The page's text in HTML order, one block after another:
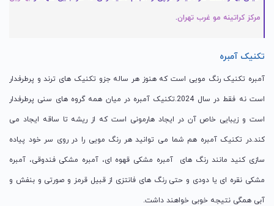
مرکز کراتینه مو غرب تهران.
تکنیک آمبره
آمبره تکنیک رنگ مویی است که هنوز هر ساله جزو تکنیک های ترند و پرطرفدار
است نه فقط در سال 2024.تکنیک آمبره در میان همه گروه های سنی پرطرفدار
است و زیبایی خاص آن در ایجاد هارمونی است که از ریشه تا ساقه ایجاد می
کند.در تکنیک آمبره هم شما می توانید هر رنگ مویی را در روی سر خود پیاده
سازی کنید مانند رنگ های آمبره مشکی قهوه ای، آمبره مشکی فندوقی، آمبره
مشکی نقره ای یا دودی و حتی رنگ های فانتزی از قبیل قرمز و صورتی و بنفش و
آبی همگی نتیجه خوبی خواهند داشت.